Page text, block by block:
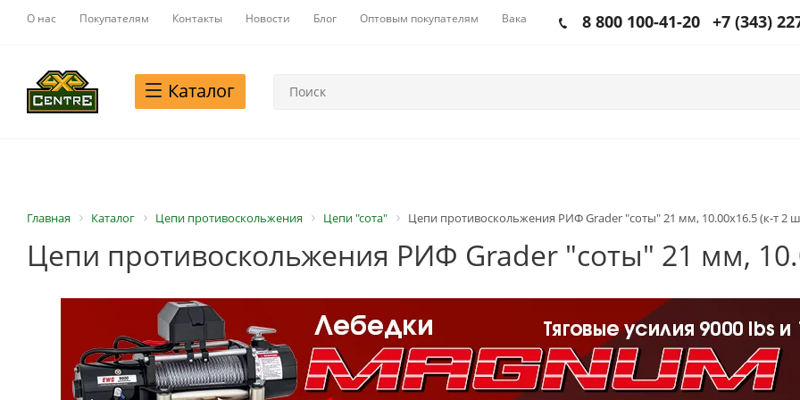
О нас Покупателям Контакты Новости Блог Оптовым покупателям Вакансии 8 800 100-41-20 +7 (343)
Каталог
Главная Каталог Цепи противоскольжения Цепи "сота" Цепи противоскольжения РИФ Grader "соты" 21 мм, 10.00x16.5 (к-т 2
Цепи противоскольжения РИФ Grader "соты" 21 мм,